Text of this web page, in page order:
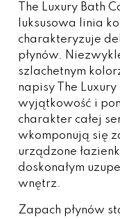
The Luxury Bath
luksusowa linia
charakteryzuje
płynów.
szlachetnym
napisy The
wyjątkowość i
charakter całej
wkomponują się
urządzone
doskonałym
wnętrz.
Zapach płynów